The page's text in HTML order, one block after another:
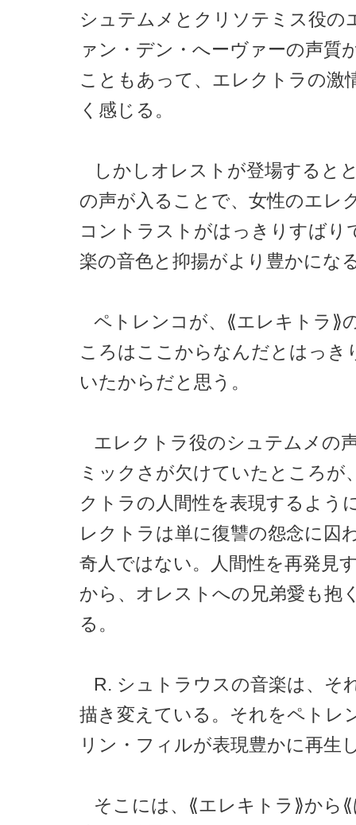
シュテムメとクリソテミス役の
ァン・デン・へーヴァーの声質
こともあって、エレクトラの激
く感じる。
しかしオレストが登場すると
の声が入ることで、女性のエレ
コントラストがはっきりすばり
楽の音色と抑揚がより豊かにな
ペトレンコが、⟪エレキトラ⟫
ころはここからなんだとはっき
いたからだと思う。
エレクトラ役のシュテムメの
ミックさが欠けていたところが
クトラの人間性を表現するよう
レクトラは単に復讐の怨念に囚
奇人ではない。人間性を再発見
から、オレストへの兄弟愛も抱
る。
R. シュトラウスの音楽は、そ
描き変えている。それをペトレ
リン・フィルが表現豊かに再生
そこには、⟪エレキトラ⟫から